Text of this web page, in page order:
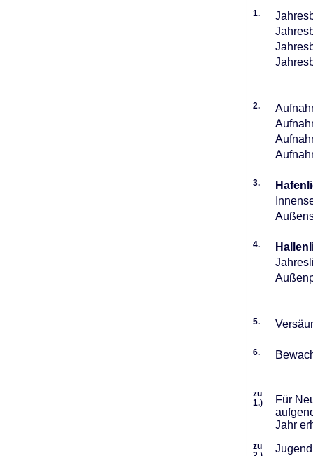
1.
2.
3.
4.
5.
6.
zu
1.)
Für
Jahr
zu